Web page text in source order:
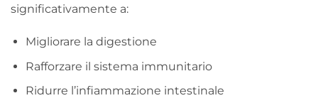
significativamente a:
Migliorare la digestione
Rafforzare il sistema immunitario
Ridurre l’infiammazione intestinale